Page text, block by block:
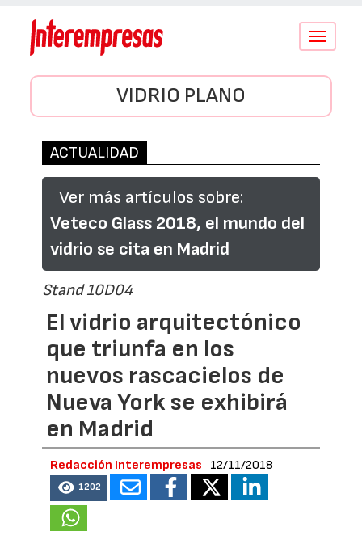
Conmutar
VIDRIO PLANO
ACTUALIDAD
Ver más artículos sobre:
Veteco Glass 2018, el mundo del
vidrio se cita en Madrid
Stand 10D04
El vidrio arquitectónico
que triunfa en los
nuevos rascacielos de
Nueva York se exhibirá
en Madrid
Redacción Interempresas 12/11/2018
1202